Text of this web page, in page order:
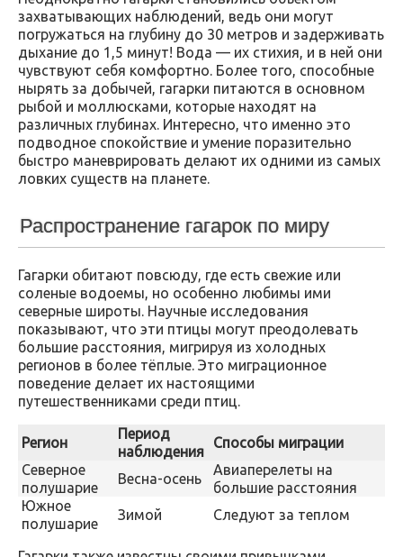
захватывающих наблюдений, ведь они могут
погружаться на глубину до 30 метров и задерживать
дыхание до 1,5 минут! Вода — их стихия, и в ней они
чувствуют себя комфортно. Более того, способные
нырять за добычей, гагарки питаются в основном
рыбой и моллюсками, которые находят на
различных глубинах. Интересно, что именно это
подводное спокойствие и умение поразительно
быстро маневрировать делают их одними из самых
ловких существ на планете.
Распространение гагарок по миру
Гагарки обитают повсюду, где есть свежие или
соленые водоемы, но особенно любимы ими
северные широты. Научные исследования
показывают, что эти птицы могут преодолевать
большие расстояния, мигрируя из холодных
регионов в более тёплые. Это миграционное
поведение делает их настоящими
путешественниками среди птиц.
Регион
Период
наблюдения
Способы миграции
Северное
полушарие
Весна-осень
Авиаперелеты на
большие расстояния
Южное
полушарие
Зимой Следуют за теплом